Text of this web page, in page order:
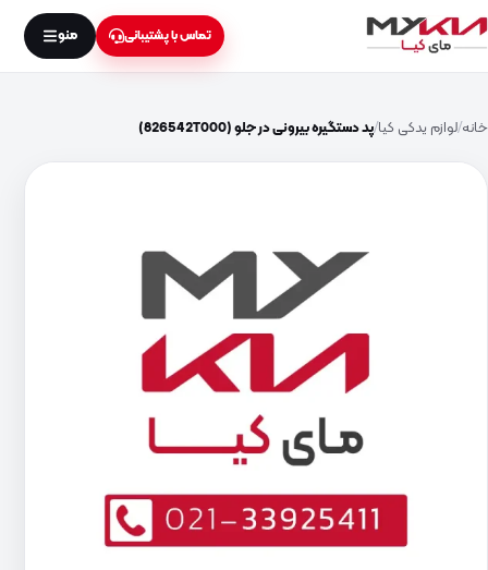
تماس با پشتیبانی منو
خانه لوازم یدکی کیا پد دستگیره بیرونی در جلو (826542T000)